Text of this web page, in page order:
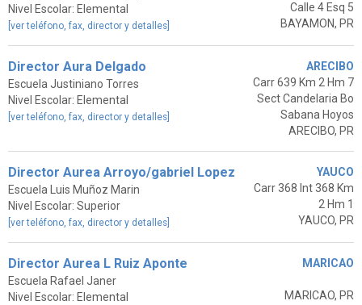
Nivel Escolar: Elemental
[ver teléfono, fax, director y detalles]
Calle 4 Esq 5
BAYAMON, PR
Director Aura Delgado
Escuela Justiniano Torres
Nivel Escolar: Elemental
[ver teléfono, fax, director y detalles]
ARECIBO
Carr 639 Km 2 Hm 7
Sect Candelaria Bo
Sabana Hoyos
ARECIBO, PR
Director Aurea Arroyo/gabriel Lopez
Escuela Luis Muñoz Marin
Nivel Escolar: Superior
[ver teléfono, fax, director y detalles]
YAUCO
Carr 368 Int 368 Km
2 Hm 1
YAUCO, PR
Director Aurea L Ruiz Aponte
Escuela Rafael Janer
Nivel Escolar: Elemental
MARICAO
MARICAO, PR